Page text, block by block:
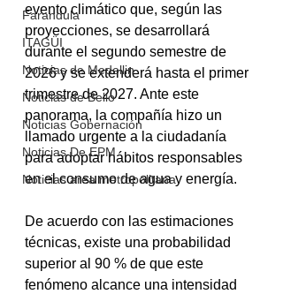
Farandula
ITAGÜI
Noticias de Medellin
Noticias de Bello
Noticias Gobernación
Noticias De EPM
Noticias area metropolitana
evento climático que, según las
proyecciones, se desarrollará
durante el segundo semestre de
2026 y se extenderá hasta el primer
trimestre de 2027. Ante este
panorama, la compañía hizo un
llamado urgente a la ciudadanía
para adoptar hábitos responsables
en el consumo de agua y energía.
De acuerdo con las estimaciones
técnicas, existe una probabilidad
superior al 90 % de que este
fenómeno alcance una intensidad